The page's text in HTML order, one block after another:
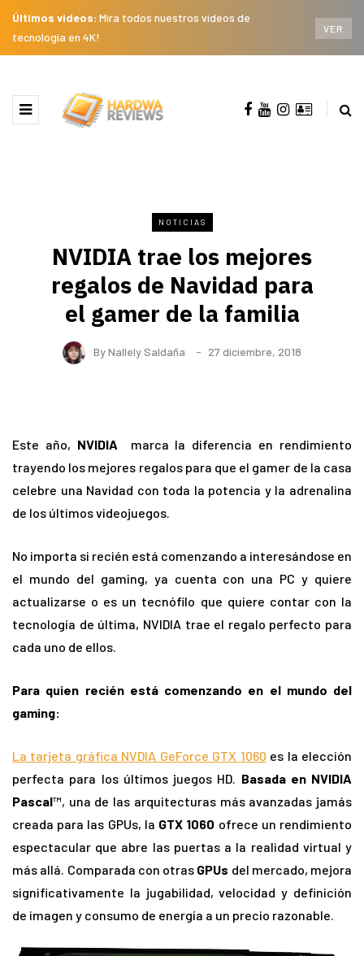
Últimos videos: Mira todos nuestros videos de
tecnología en 4K!
VER
NOTICIAS
NVIDIA trae los mejores
regalos de Navidad para
el gamer de la familia
ByNallely Saldaña 27 diciembre, 2018
Este año, NVIDIA
marca la diferencia en rendimiento
trayendo los mejores regalos para que el gamer de la casa
celebre una Navidad con toda la potencia y la adrenalina
de los últimos videojuegos.
No importa si recién está comenzando a interesándose en
el mundo del gaming, ya cuenta con una PC y quiere
actualizarse o es un tecnófilo que quiere contar con la
tecnología de última, NVIDIA trae el regalo perfecto para
cada uno de ellos.
Para quien recién está comenzando en el mundo del
gaming:
La tarjeta gráfica NVDIA GeForce GTX 1060 es la elección
perfecta para los últimos juegos HD. Basada en NVIDIA
Pascal™, una de las arquitecturas más avanzadas jamás
creada para las GPUs, la GTX 1060 ofrece un rendimiento
espectacular que abre las puertas a la realidad virtual y
más allá. Comparada con otras GPUs del mercado, mejora
significativamente la jugabilidad, velocidad y definición
de imagen y consumo de energía a un precio razonable.